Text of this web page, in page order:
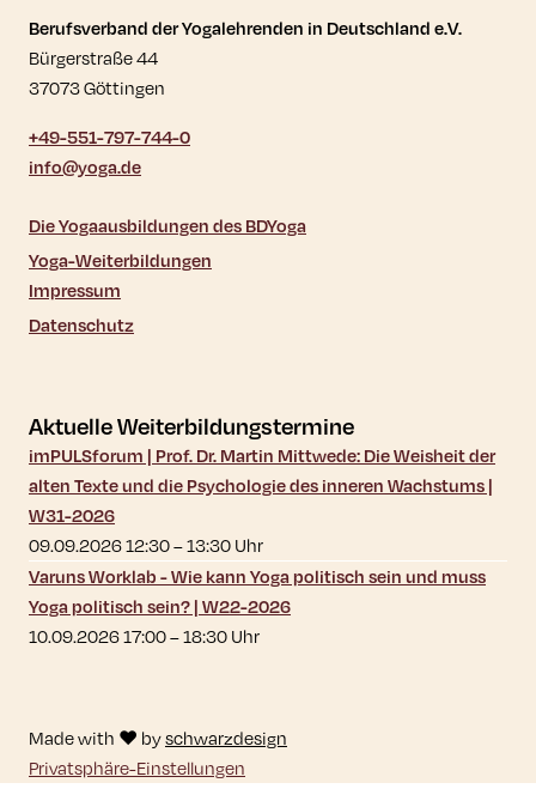
Kontaktdaten und weitere Links
Berufsverband der Yogalehrenden in Deutschland e.V.
Bürgerstraße 44
37073 Göttingen
+49-551-797-744-0
info@yoga.de
Die Yogaausbildungen des BDYoga
Yoga-Weiterbildungen
Impressum
Datenschutz
Aktuelle Weiterbildungstermine
imPULSforum | Prof. Dr. Martin Mittwede: Die Weisheit der
alten Texte und die Psychologie des inneren Wachstums |
W31-2026
09.09.2026 12:30–13:30Uhr
Varuns Worklab - Wie kann Yoga politisch sein und muss
Yoga politisch sein? | W22-2026
10.09.2026 17:00–18:30Uhr
Made with ♥ byschwarzdesign
Privatsphäre-Einstellungen